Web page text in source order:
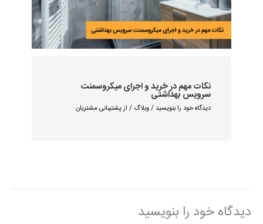
نکات مهم در خرید و اجرای میکروسمنت
سرویس بهداشتی
دیدگاه‌ خود را بنویسید /وبلاگ / ازپشتیبانی مشتریان
دیدگاه‌ خود را بنویسید